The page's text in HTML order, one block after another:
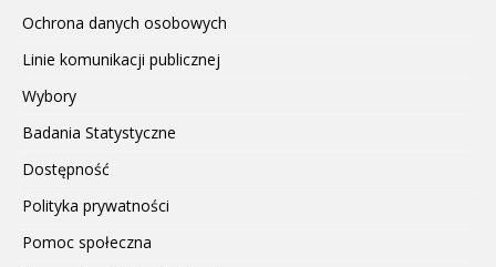
Ochrona danych osobowych
Linie komunikacji publicznej
Wybory
Badania Statystyczne
Dostępność
Polityka prywatności
Pomoc społeczna